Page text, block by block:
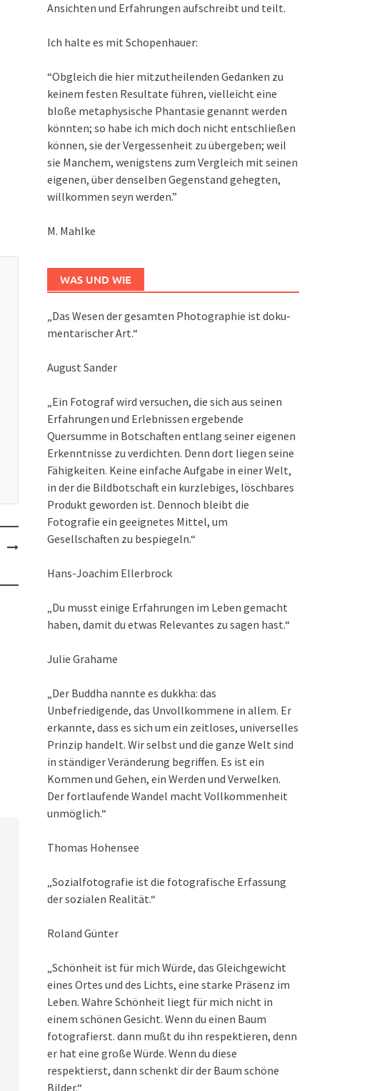
Ansichten und Erfahrungen aufschreibt und teilt.
Ich halte es mit Schopenhauer:
“Obgleich die hier mitzutheilenden Gedanken zu
keinem festen Resultate führen, vielleicht eine
bloße metaphysische Phantasie genannt werden
könnten; so habe ich mich doch nicht entschließen
können, sie der Vergessenheit zu übergeben; weil
sie Manchem, wenigstens zum Vergleich mit seinen
eigenen, über denselben Gegenstand gehegten,
willkommen seyn werden.”
M. Mahlke
WAS UND WIE
„Das We­sen der ge­sam­ten Pho­to­gra­phie ist do­ku­
men­ta­ri­scher Art.“
August Sander
„Ein Fotograf wird versuchen, die sich aus seinen
Erfahrungen und Erlebnissen ergebende
Quersumme in Botschaften entlang seiner eigenen
Erkenntnisse zu verdichten. Denn dort liegen seine
Fähigkeiten. Keine einfache Aufgabe in einer Welt,
in der die Bildbotschaft ein kurzlebiges, löschbares
Produkt geworden ist. Dennoch bleibt die
Fotografie ein geeignetes Mittel, um
Gesellschaften zu bespiegeln.“
Hans-Joachim Ellerbrock
„Du musst einige Erfahrungen im Leben gemacht
haben, damit du etwas Relevantes zu sagen hast.“
Julie Grahame
„Der Buddha nannte es dukkha: das
Unbefriedigende, das Unvollkommene in allem. Er
erkannte, dass es sich um ein zeitloses, universelles
Prinzip handelt. Wir selbst und die ganze Welt sind
in ständiger Veränderung begriffen. Es ist ein
Kommen und Gehen, ein Werden und Verwelken.
Der fortlaufende Wandel macht Vollkommenheit
unmöglich.“
Thomas Hohensee
„Sozialfotografie ist die fotografische Erfassung
der sozialen Realität.“
Roland Günter
„Schönheit ist für mich Würde, das Gleichgewicht
eines Ortes und des Lichts, eine starke Präsenz im
Leben. Wahre Schönheit liegt für mich nicht in
einem schönen Gesicht. Wenn du einen Baum
fotografierst. dann mußt du ihn respektieren, denn
er hat eine große Würde. Wenn du diese
respektierst, dann schenkt dir der Baum schöne
Bilder.“